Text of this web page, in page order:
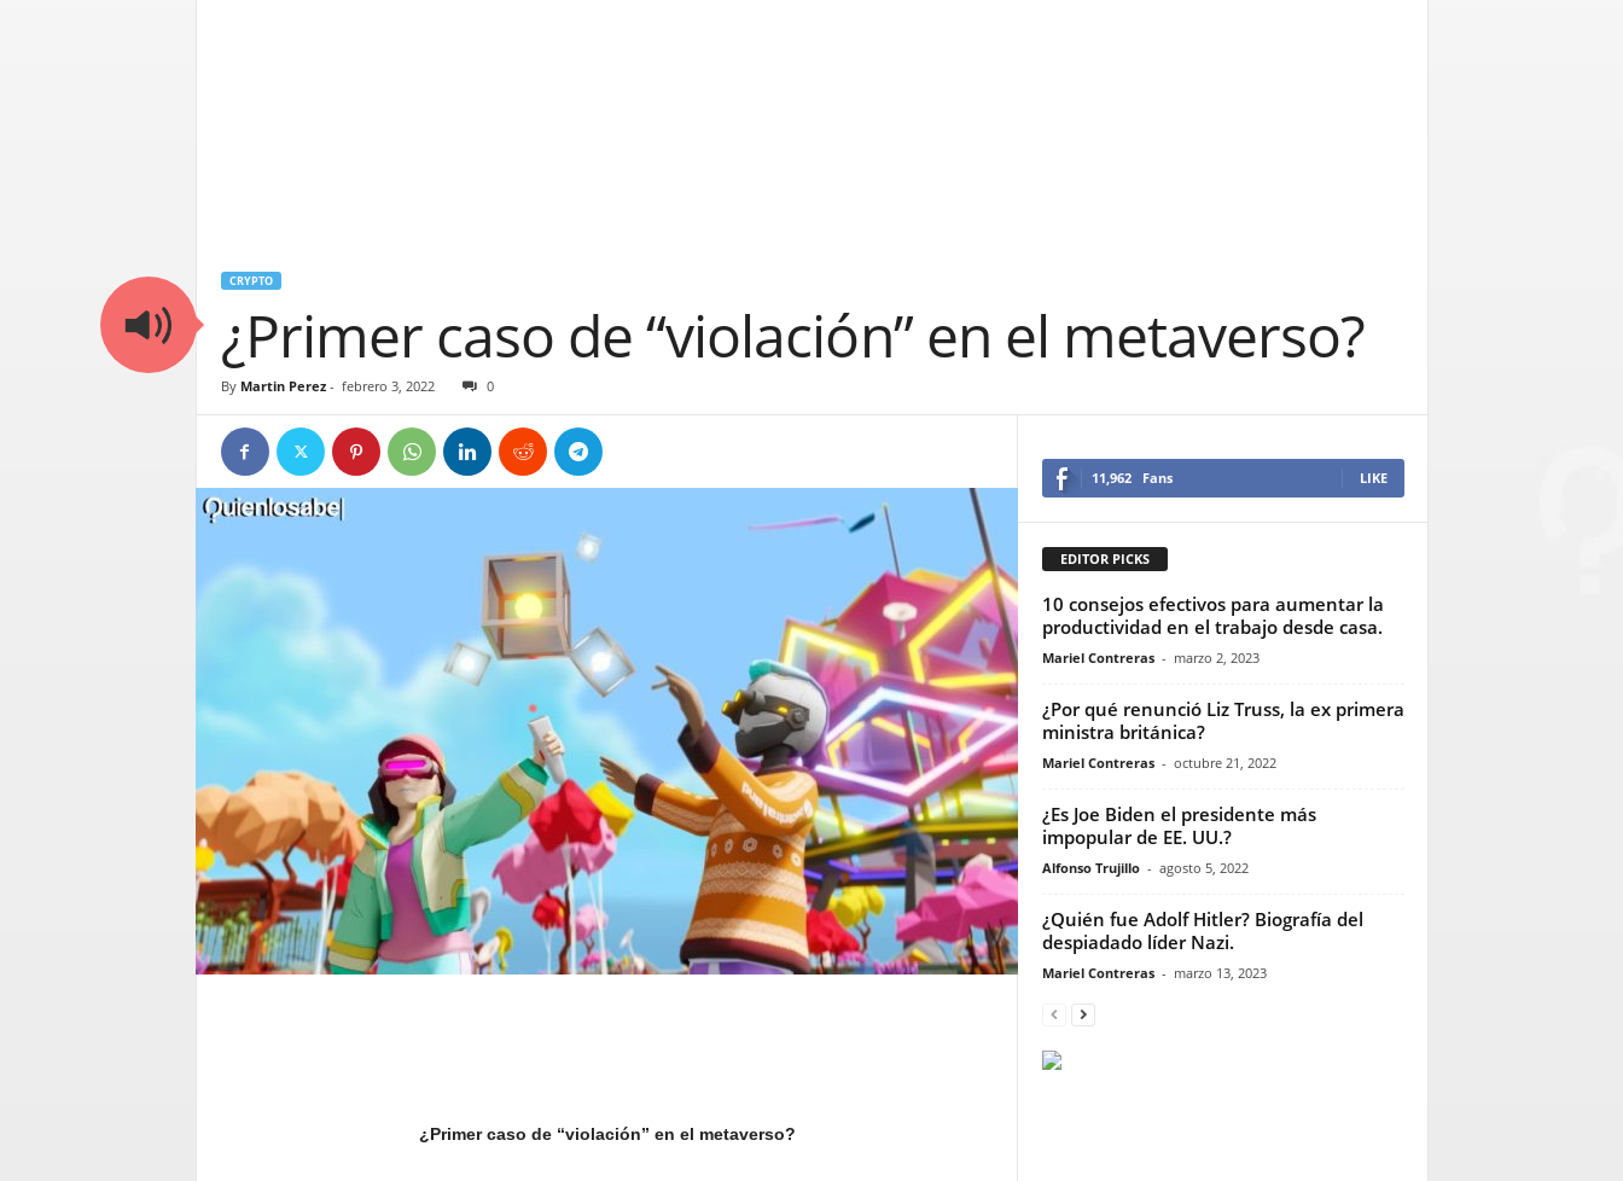
CRYPTO
¿Primer caso de “violación” en el metaverso?
By Martin Perez- febrero 3, 2022 0
¿Primer caso de “violación” en el metaverso?
11,962 Fans LIKE
EDITOR PICKS
10 consejos efectivos para aumentar la
productividad en el trabajo desde casa.
Mariel Contreras - marzo 2, 2023
¿Por qué renunció Liz Truss, la ex primera
ministra británica?
Mariel Contreras - octubre 21, 2022
¿Es Joe Biden el presidente más
impopular de EE. UU.?
Alfonso Trujillo - agosto 5, 2022
¿Quién fue Adolf Hitler? Biografía del
despiadado líder Nazi.
Mariel Contreras - marzo 13, 2023